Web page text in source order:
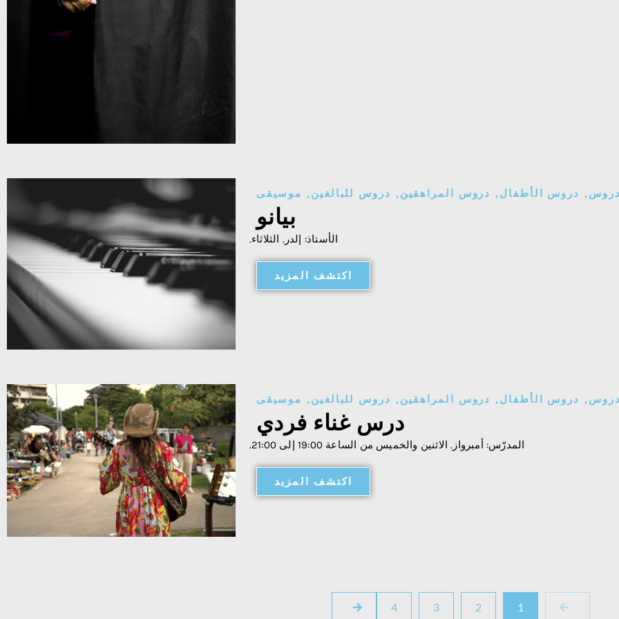
, دروس الأطفال, دروس المراهقين, دروس للبالغين, موسيقى
بيانو
الأستاذ: إلدر. الثلاثاء.
اكتشف المزيد
, دروس الأطفال, دروس المراهقين, دروس للبالغين, موسيقى
درس غناء فردي
المدرّس: أمبرواز. الاثنين والخميس من الساعة 19:00 إلى 21:00.
اكتشف المزيد
1
2
3
4